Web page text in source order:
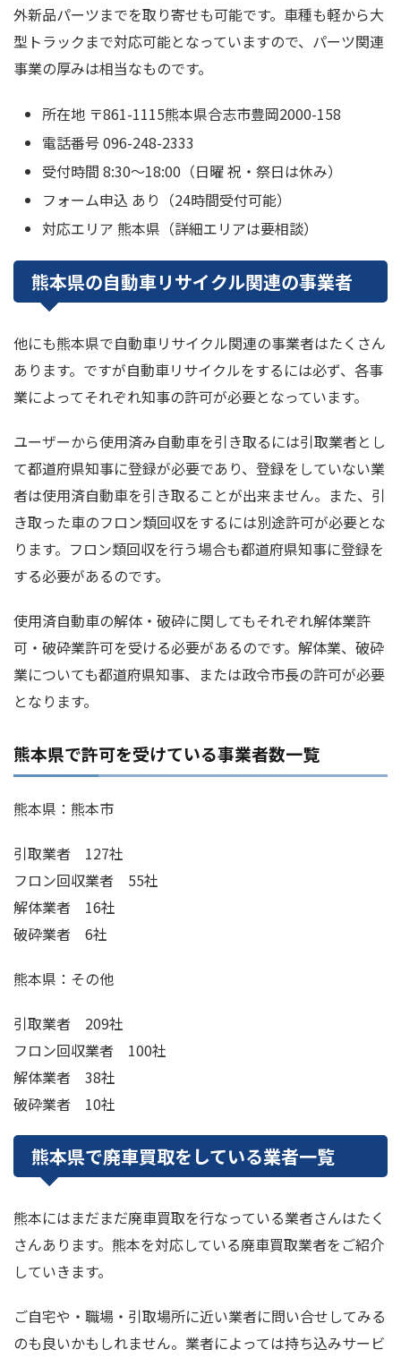
外新品パーツまでを取り寄せも可能です。車種も軽から大
型トラックまで対応可能となっていますので、パーツ関連
事業の厚みは相当なものです。
所在地 〒861-1115熊本県合志市豊岡2000-158
電話番号 096-248-2333
受付時間 8:30〜18:00（日曜 祝・祭日は休み）
フォーム申込 あり（24時間受付可能）
対応エリア 熊本県（詳細エリアは要相談）
熊本県の自動車リサイクル関連の事業者
他にも熊本県で自動車リサイクル関連の事業者はたくさん
あります。ですが自動車リサイクルをするには必ず、各事
業によってそれぞれ知事の許可が必要となっています。
ユーザーから使用済み自動車を引き取るには引取業者とし
て都道府県知事に登録が必要であり、登録をしていない業
者は使用済自動車を引き取ることが出来ません。また、引
き取った車のフロン類回収をするには別途許可が必要とな
ります。フロン類回収を行う場合も都道府県知事に登録を
する必要があるのです。
使用済自動車の解体・破砕に関してもそれぞれ解体業許
可・破砕業許可を受ける必要があるのです。解体業、破砕
業についても都道府県知事、または政令市長の許可が必要
となります。
熊本県で許可を受けている事業者数一覧
熊本県：熊本市
引取業者 127社
フロン回収業者 55社
解体業者 16社
破砕業者 6社
熊本県：その他
引取業者 209社
フロン回収業者 100社
解体業者 38社
破砕業者 10社
熊本県で廃車買取をしている業者一覧
熊本にはまだまだ廃車買取を行なっている業者さんはたく
さんあります。熊本を対応している廃車買取業者をご紹介
していきます。
ご自宅や・職場・引取場所に近い業者に問い合せしてみる
のも良いかもしれません。業者によっては持ち込みサービ